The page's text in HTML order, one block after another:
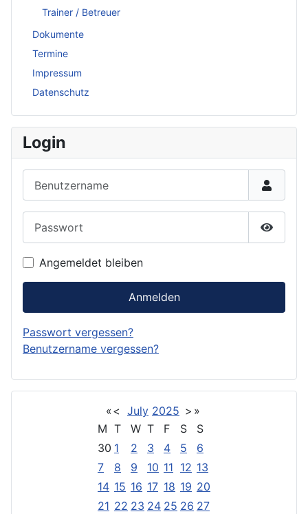
Trainer / Betreuer
Dokumente
Termine
Impressum
Datenschutz
Login
Angemeldet bleiben
Anmelden
Passwort vergessen?
Benutzername vergessen?
«< July 2025 > »
M T W T F S
S
30 1 2 3 4 5
6
7
8 9 10 11 12 13
14 15 16 17 18 19 20
21 22 23 24 25 26 27